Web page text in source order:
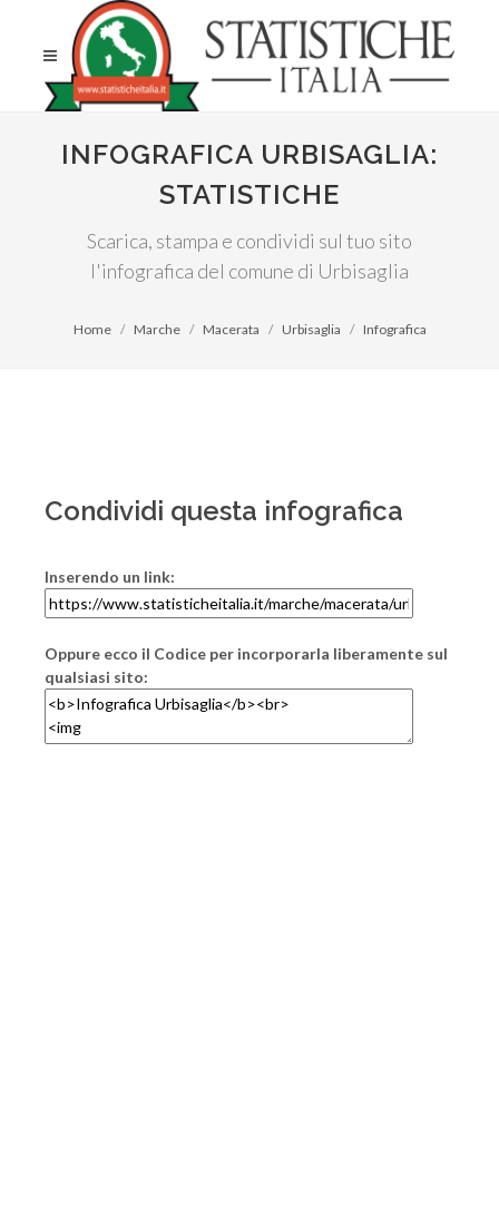
INFOGRAFICA URBISAGLIA:
STATISTICHE
Scarica, stampa e condividi sul tuo sito
l'infografica del comune di Urbisaglia
Home Marche Macerata Urbisaglia Infografica
Condividi questa infografica
Inserendo un link:
Oppure ecco il Codice per incorporarla liberamente sul
qualsiasi sito: